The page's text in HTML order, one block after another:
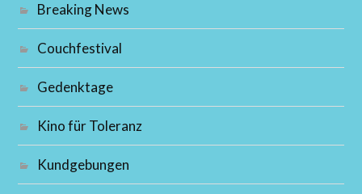
Breaking News
Couchfestival
Gedenktage
Kino für Toleranz
Kundgebungen